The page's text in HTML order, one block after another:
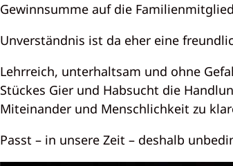
Gewinnsumme auf die
Unverständnis ist da eher eine
Lehrreich, unterhaltsam und ohne
Stückes Gier und Habsucht die
Miteinander und Menschlichkeit zu
Passt – in unsere Zeit – deshalb